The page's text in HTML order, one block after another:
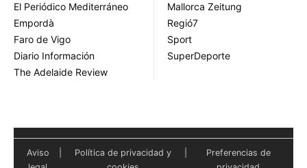
El Periódico Mediterráneo
Empordà
Faro de Vigo
Diario Información
The Adelaide Review
Mallorca Zeitung
Regió7
Sport
SuperDeporte
Aviso
Política de privacidad y
Preferencias de